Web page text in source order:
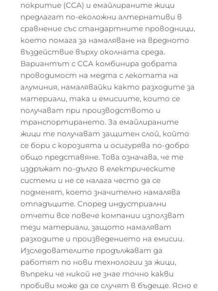
покритие (CCA) и емайлираните жици
предлагат по-еколожни алтернативи в
сравнение със стандартните проводници,
което помага за намаляване на вредното
въздействие върху околната среда.
Вариантът с CCA комбинира добрата
проводимост на медта с лекотата на
алуминия, намалявайки както разходите за
материали, така и емисиите, които се
получават при производството и
транспортирането. За емайлираните
жици те получават защитен слой, който
се бори с корозията и осигурява по-добро
общо представяне. Това означава, че те
издръжат по-дълго в електрическите
системи и не се налага често да се
подменят, което значително намалява
отпадъците. Според индустриални
отчети все повече компании използват
тези материали, защото намаляват
разходите и произведението на емисии.
Изследователите продължават да
работят по нови технологии за жици,
въпреки че никой не знае точно какви
пробиви може да се случят в бъдеще. Ясно е